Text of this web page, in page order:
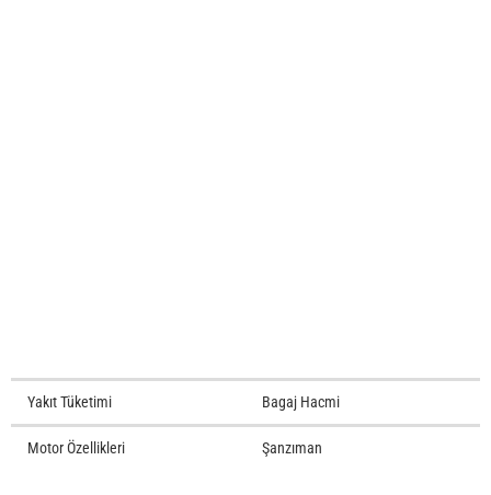
Yakıt Tüketimi Bagaj Hacmi
Motor Özellikleri Şanzıman